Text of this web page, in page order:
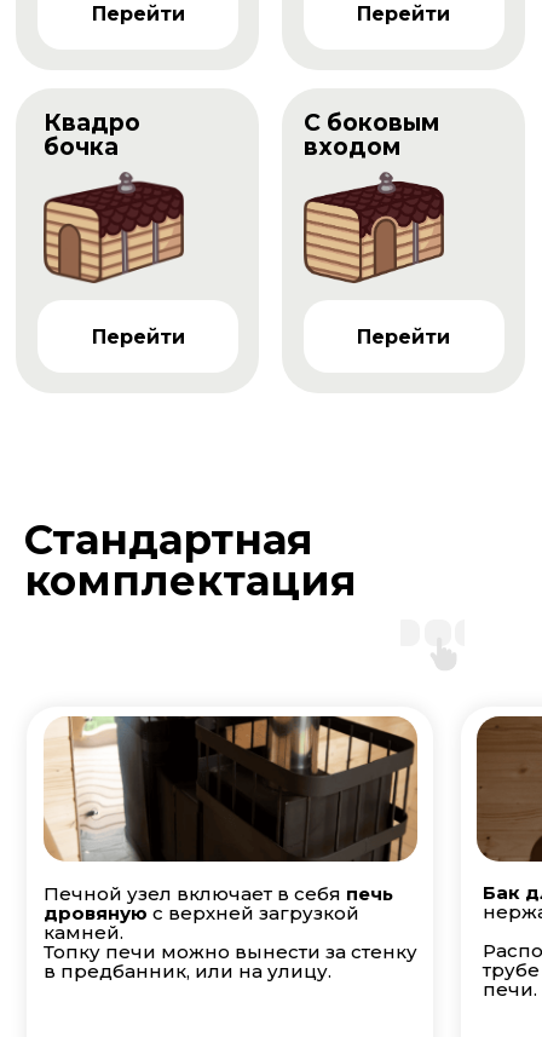
Перейти Перейти
Квадро
бочка
Перейти
С боковым
входом
Перейти
Стандартная
комплектация
Печной узел включает в себя печь
дровяную с верхней загрузкой
камней.
Топку печи можно вынести за стенку
в предбанник, или на улицу.
Бак
печи.